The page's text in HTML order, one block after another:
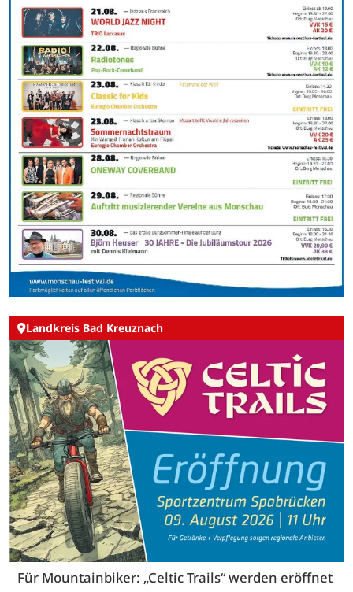
Landkreis Bad Kreuznach
Für Mountainbiker: „Celtic Trails“ werden eröffnet